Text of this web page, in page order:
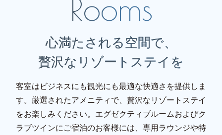
心満たされる空間で、
贅沢なリゾートステイを
客室はビジネスにも観光にも最適な快適さを提供しま
す。厳選されたアメニティで、贅沢なリゾートステイ
をお楽しみください。エグゼクティブルームおよびク
ラブツインにご宿泊のお客様には、専用ラウンジや特